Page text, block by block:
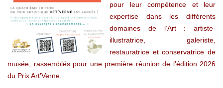
pour leur compétence et leur
expertise dans les différents
domaines de l’Art : artiste-
illustratrice, galeriste,
restauratrice et conservatrice de
musée, rassemblés pour une première réunion de l’édition 2026
du Prix Art’Verne.